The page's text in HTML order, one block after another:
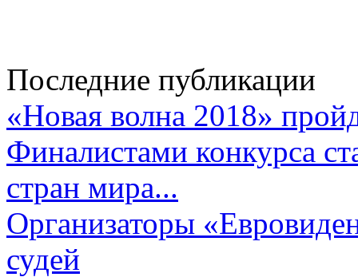
Последние публикации
«Новая волна 2018»
Финалистами конкурса
стран мира...
Организаторы
судей